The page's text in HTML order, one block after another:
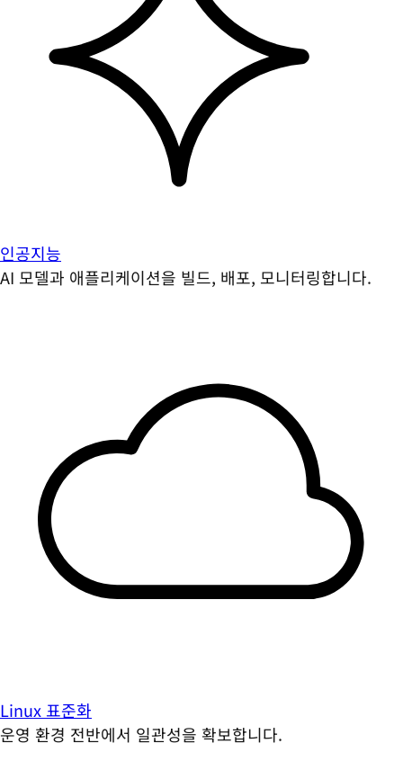
인공지능
AI 모델과 애플리케이션을 빌드, 배포, 모니터링합니다.
Linux 표준화
운영 환경 전반에서 일관성을 확보합니다.